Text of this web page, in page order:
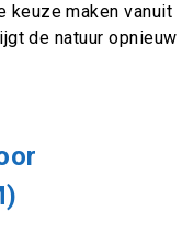
keuze maken vanuit
de natuur opnieuw